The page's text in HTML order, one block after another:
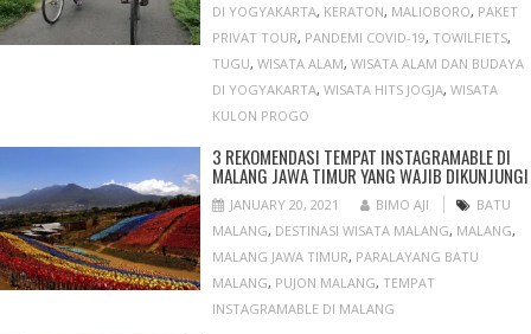
DI YOGYAKARTA, KERATON, MALIOBORO, PAKET
PRIVAT TOUR, PANDEMI COVID-19,TOWILFIETS,
TUGU,WISATA ALAM,WISATA ALAM DAN BUDAYA
DI YOGYAKARTA,WISATA HITS JOGJA,WISATA
KULON PROGO
3 REKOMENDASI TEMPAT INSTAGRAMABLE DI
MALANG JAWA TIMUR YANG WAJIB DIKUNJUNGI
JANUARY 20, 2021 BIMO AJI
BATU
MALANG, DESTINASI WISATA MALANG, MALANG,
MALANG JAWA TIMUR, PARALAYANG BATU
MALANG, PUJON MALANG,TEMPAT
INSTAGRAMABLE DI MALANG